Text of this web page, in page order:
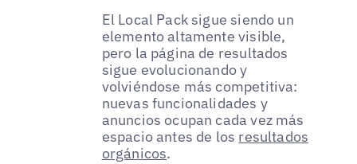
El Local Pack sigue siendo un
elemento altamente visible,
pero la página de resultados
sigue evolucionando y
volviéndose más competitiva:
nuevas funcionalidades y
anuncios ocupan cada vez más
espacio antes de los resultados
orgánicos.